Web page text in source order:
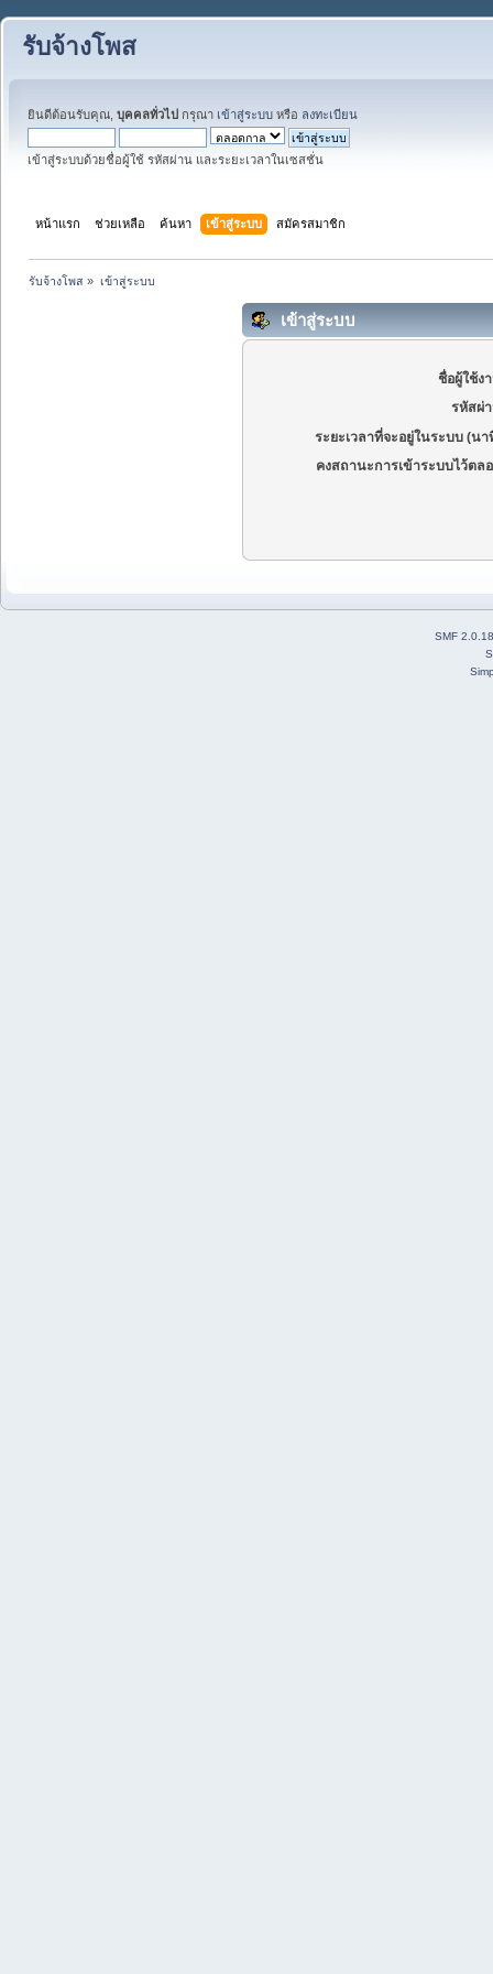
รับจ้างโพส
ยินดีต้อนรับคุณ, บุคคลทั่วไป กรุณา เข้าสู่ระบบ หรือ ลงทะเบียน
เข้าสู่ระบบด้วยชื่อผู้ใช้ รหัสผ่าน และระยะเวลาในเซสชั่น
หน้าแรก ช่วยเหลือ ค้นหา เข้าสู่ระบบ สมัครสมาชิก
รับจ้างโพส » เข้าสู่ระบบ
เข้าสู่ระบบ
ชื่อผู้ใช้ง
รหัสผ่
ระยะเวลาที่จะอยู่ในระบบ (นา
คงสถานะการเข้าระบบไว้ตล
SMF 2.0.18